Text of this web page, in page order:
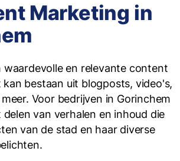
Marketing in
waardevolle en relevante content
kan bestaan uit blogposts, video's,
Voor bedrijven in Gorinchem
van verhalen en inhoud die
van de stad en haar diverse